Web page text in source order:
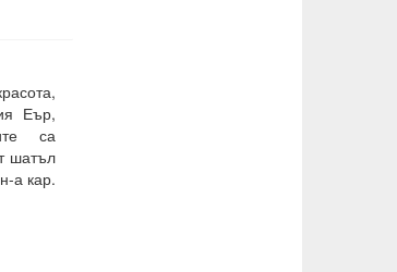
Еър,
са
шатъл
а кар.